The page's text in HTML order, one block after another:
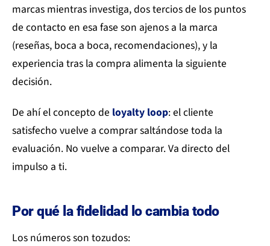
marcas mientras investiga, dos tercios de los puntos
de contacto en esa fase son ajenos a la marca
(reseñas, boca a boca, recomendaciones), y la
experiencia tras la compra alimenta la siguiente
decisión.
De ahí el concepto de loyalty loop: el cliente
satisfecho vuelve a comprar saltándose toda la
evaluación. No vuelve a comparar. Va directo del
impulso a ti.
Por qué la fidelidad lo cambia todo
Los números son tozudos: